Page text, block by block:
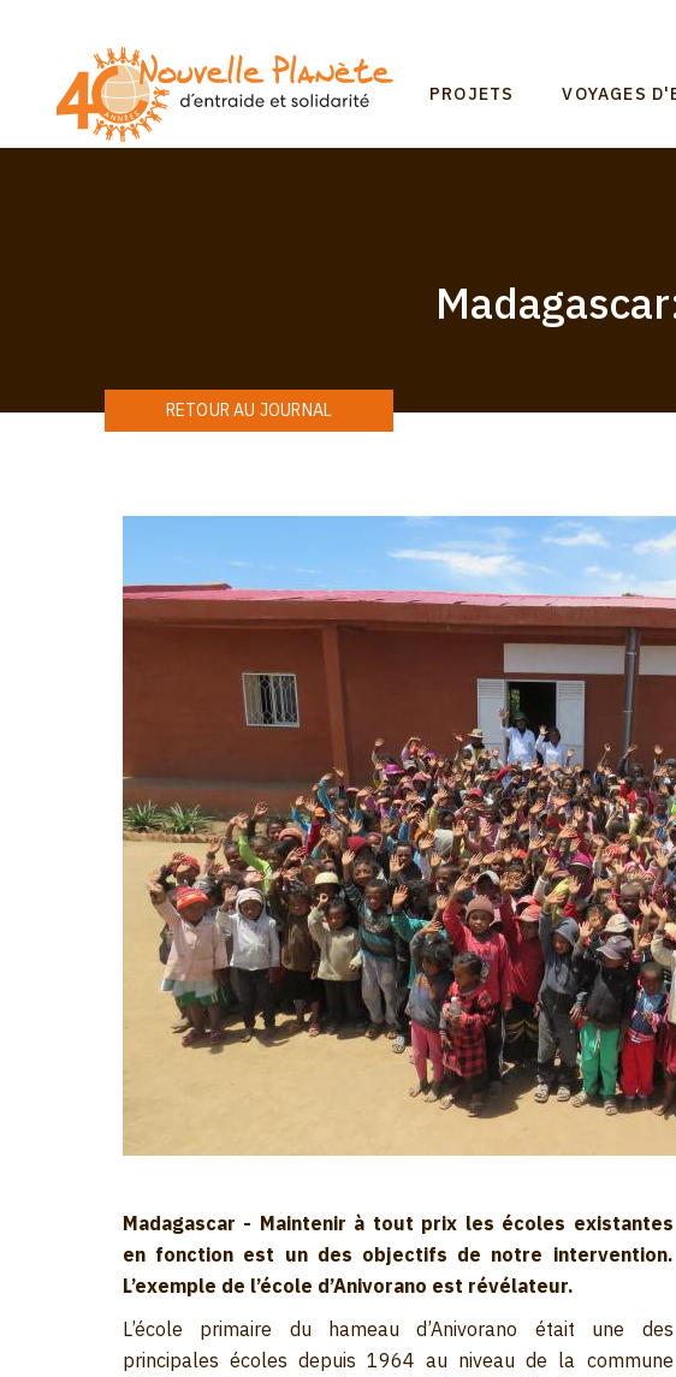
Main
PROJETS VOYAGES
RETOUR AU JOURNAL
Madagascar - Maintenir à tout prix les écoles existantes
en fonction est un des objectifs de notre intervention.
L’exemple de l’école d’Anivorano est révélateur.
L’école primaire du hameau d’Anivorano était une des
principales écoles depuis 1964 au niveau de la commune